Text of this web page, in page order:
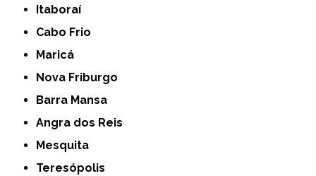
Itaboraí
Cabo Frio
Maricá
Nova Friburgo
Barra Mansa
Angra dos Reis
Mesquita
Teresópolis